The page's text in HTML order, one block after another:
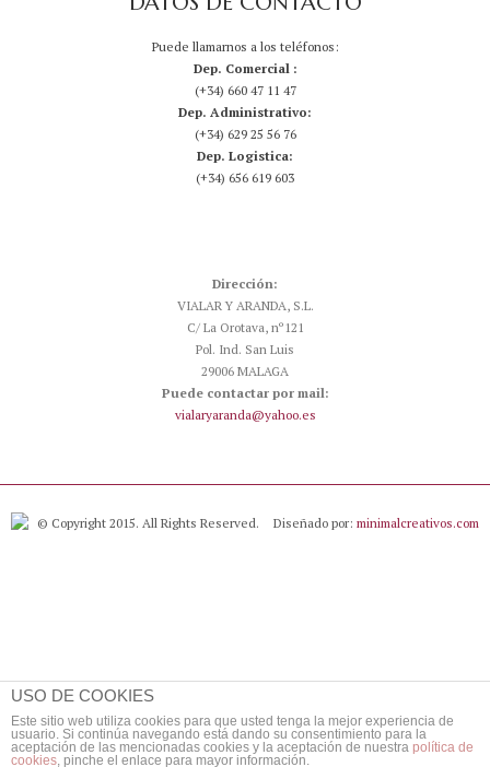
Puede llamarnos a los teléfonos:
Dep. Comercial :
(+34) 660 47 11 47
Dep. Administrativo:
(+34) 629 25 56 76
Dep. Logistica:
(+34) 656 619 603
Dirección:
VIALAR Y ARANDA, S.L.
C/ La Orotava, nº121
Pol. Ind. San Luis
29006 MALAGA
Puede contactar por mail:
vialaryaranda@yahoo.es
© Copyright 2015. All Rights Reserved. Diseñado por: minimalcreativos.com
USO DE COOKIES
Este sitio web utiliza cookies para que usted tenga la mejor experiencia de
usuario. Si continúa navegando está dando su consentimiento para la
aceptación de las mencionadas cookies y la aceptación de nuestra política de
cookies, pinche el enlace para mayor información.